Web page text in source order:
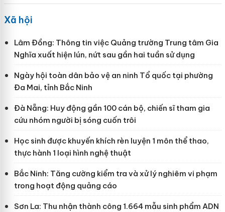
Xã hội
Lâm Đồng: Thông tin việc Quảng trường Trung tâm Gia
Nghĩa xuất hiện lún, nứt sau gần hai tuần sử dụng
Ngày hội toàn dân bảo vệ an ninh Tổ quốc tại phường
Đa Mai, tỉnh Bắc Ninh
Đà Nẵng: Huy động gần 100 cán bộ, chiến sĩ tham gia
cứu nhóm người bị sóng cuốn trôi
Học sinh được khuyến khích rèn luyện 1 môn thể thao,
thực hành 1 loại hình nghệ thuật
Bắc Ninh: Tăng cường kiểm tra và xử lý nghiêm vi phạm
trong hoạt động quảng cáo
Sơn La: Thu nhận thành công 1.664 mẫu sinh phẩm ADN